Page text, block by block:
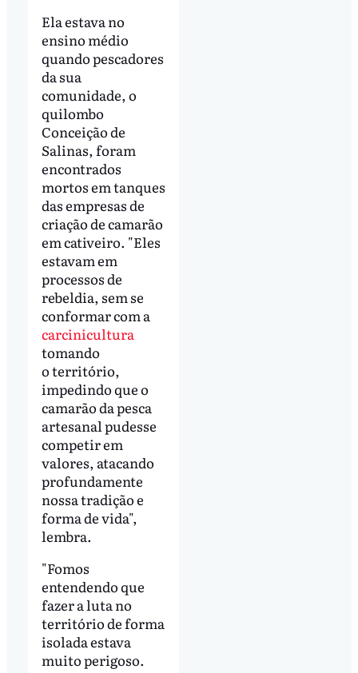
Ela estava no
ensino médio
quando pescadores
da sua
comunidade, o
quilombo
Conceição de
Salinas, foram
encontrados
mortos em tanques
das empresas de
criação de camarão
em cativeiro. "Eles
estavam em
processos de
rebeldia, sem se
conformar com a
carcinicultura
tomando
o território,
impedindo que o
camarão da pesca
artesanal pudesse
competir em
valores, atacando
profundamente
nossa tradição e
forma de vida",
lembra.
"Fomos
entendendo que
fazer a luta no
território de forma
isolada estava
muito perigoso.